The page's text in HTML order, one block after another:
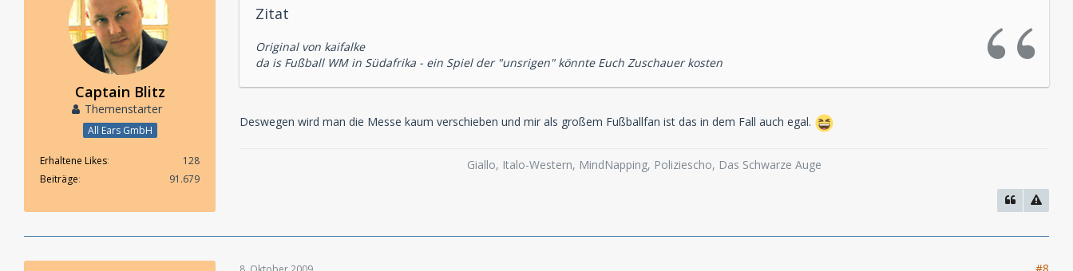
Captain Blitz
Themenstarter
All Ears GmbH
Erhaltene Likes
128
Beiträge
91.679
Zitat
Original von kaifalke
da is Fußball WM in Südafrika - ein Spiel der "unsrigen" könnte Euch Zuschauer kosten
Deswegen wird man die Messe kaum verschieben und mir als großem Fußballfan ist das in dem Fall auch egal.
Giallo, Italo-Western, MindNapping, Poliziescho, Das Schwarze Auge